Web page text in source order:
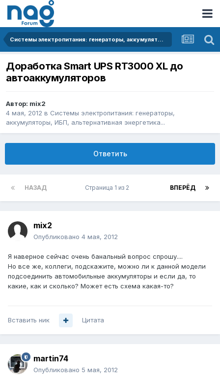
Системы электропитания: генераторы, аккумуляторы, ИБП, альтернативная энергетика...
Доработка Smart UPS RT3000 XL до
автоаккумуляторов
Автор: mix2
4 мая, 2012 в Системы электропитания: генераторы,
аккумуляторы, ИБП, альтернативная энергетика...
Ответить
НАЗАД ВПЕРЁД
Страница 1 из 2
mix2
Опубликовано 4 мая, 2012
Я наверное сейчас очень банальный вопрос спрошу....
Но все же, коллеги, подскажите, можно ли к данной модели
подсоединить автомобильные аккумуляторы и если да, то
какие, как и сколько? Может есть схема какая-то?
Вставить ник Цитата
martin74
Опубликовано 5 мая, 2012